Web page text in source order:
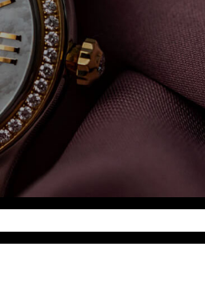
湾全部区域（非大陆需加拨